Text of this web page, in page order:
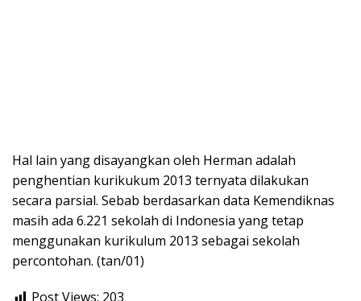
Hal lain yang disayangkan oleh Herman adalah
penghentian kurikukum 2013 ternyata dilakukan
secara parsial. Sebab berdasarkan data Kemendiknas
masih ada 6.221 sekolah di Indonesia yang tetap
menggunakan kurikulum 2013 sebagai sekolah
percontohan. (tan/01)
Post Views: 203